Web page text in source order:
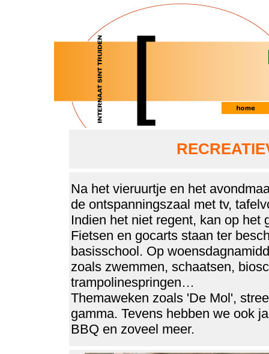
Na het vieruurtje en het
de ontspanningszaal met tv,
Indien het niet regent, kan op het
Fietsen en gocarts staan ter
basisschool. Op
zoals zwemmen, schaatsen,
trampolinespringen…
Themaweken zoals 'De Mol',
gamma. Tevens hebben we ook
BBQ en zoveel meer.